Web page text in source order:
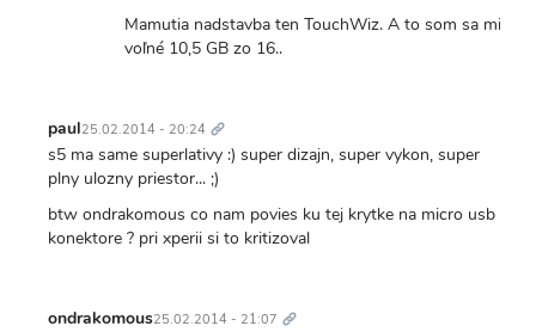
Mamutia nadstavba ten TouchWiz. A to som sa
voľné 10,5 GB zo 16..
paul25.02.2014 - 20:24 odkaz
s5 ma same superlativy :) super dizajn, super vykon, super
plny ulozny priestor... ;)
btw ondrakomous co nam povies ku tej krytke na micro usb
konektore ? pri xperii si to kritizoval
ondrakomous25.02.2014 - 21:07 odkaz